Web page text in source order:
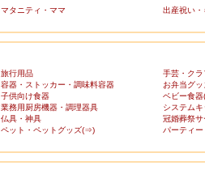
マタニティ・ママ
出産祝い・
旅行用品
手芸・ク
容器・ストッカー・調味料容器
お弁当グッ
子供向け食器
ベビー食
業務用厨房機器・調理器具
システムキ
仏具・神具
冠婚葬祭サ
ペット・ペットグッズ(⇒)
パーティ